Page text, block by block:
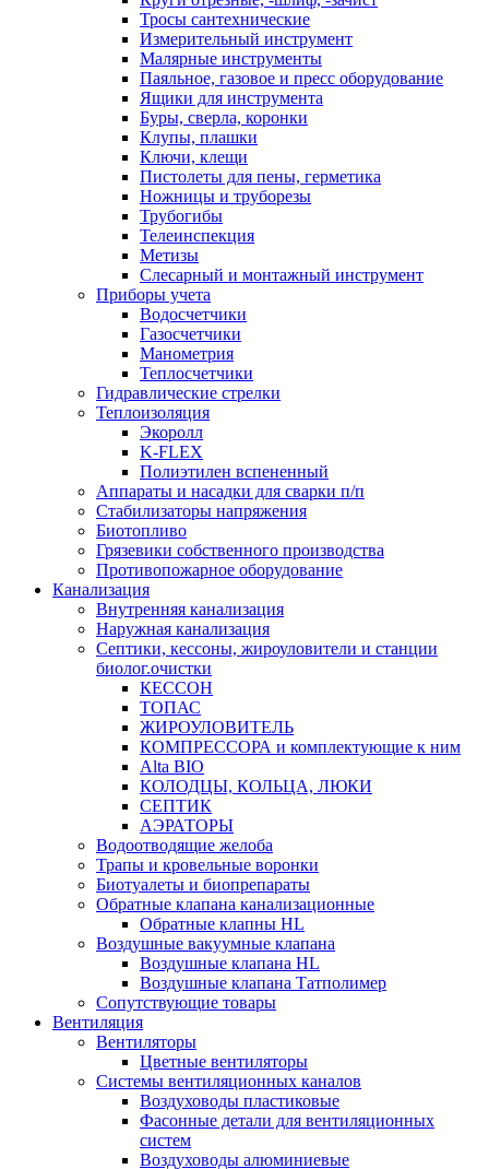
Тросы сантехнические
Измерительный инструмент
Малярные инструменты
Паяльное, газовое и пресс оборудование
Ящики для инструмента
Буры, сверла, коронки
Клупы, плашки
Ключи, клещи
Пистолеты для пены, герметика
Ножницы и труборезы
Трубогибы
Телеинспекция
Метизы
Слесарный и монтажный инструмент
Приборы учета
Водосчетчики
Газосчетчики
Манометрия
Теплосчетчики
Гидравлические стрелки
Теплоизоляция
Экоролл
K-FLEX
Полиэтилен вспененный
Аппараты и насадки для сварки п/п
Стабилизаторы напряжения
Биотопливо
Грязевики собственного производства
Противопожарное оборудование
Канализация
Внутренняя канализация
Наружная канализация
Септики, кессоны, жироуловители и станции
биолог.очистки
КЕССОН
ТОПАС
ЖИРОУЛОВИТЕЛЬ
КОМПРЕССОРА и комплектующие к ним
Alta BIO
КОЛОДЦЫ, КОЛЬЦА, ЛЮКИ
СЕПТИК
АЭРАТОРЫ
Водоотводящие желоба
Трапы и кровельные воронки
Биотуалеты и биопрепараты
Обратные клапана канализационные
Обратные клапны HL
Воздушные вакуумные клапана
Воздушные клапана HL
Воздушные клапана Татполимер
Сопутствующие товары
Вентиляция
Вентиляторы
Цветные вентиляторы
Системы вентиляционных каналов
Воздуховоды пластиковые
Фасонные детали для вентиляционных
систем
Воздуховоды алюминиевые